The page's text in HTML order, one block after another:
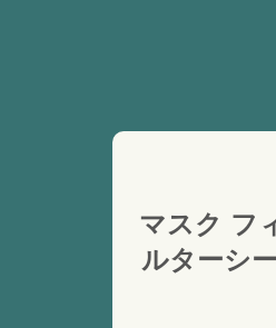
マスク フ
ルターシ